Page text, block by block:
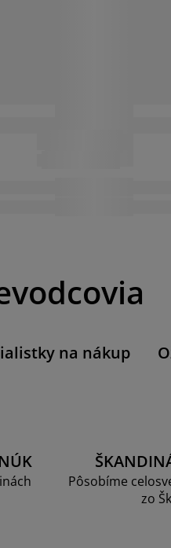
na nákup
Pôsobíme
zo